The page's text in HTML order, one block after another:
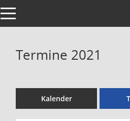
Toggle navigation
Termine 2021
Kalender